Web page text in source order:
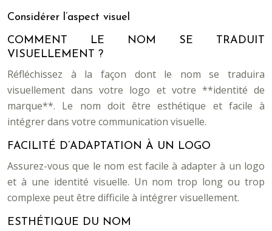
Considérer l’aspect visuel
COMMENT LE NOM SE TRADUIT
VISUELLEMENT ?
Réfléchissez à la façon dont le nom se traduira
visuellement dans votre logo et votre **identité de
marque**. Le nom doit être esthétique et facile à
intégrer dans votre communication visuelle.
FACILITÉ D’ADAPTATION À UN LOGO
Assurez-vous que le nom est facile à adapter à un logo
et à une identité visuelle. Un nom trop long ou trop
complexe peut être difficile à intégrer visuellement.
ESTHÉTIQUE DU NOM